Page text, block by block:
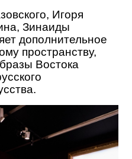
Игоря
Зинаиды
дополнительное
пространству,
Востока